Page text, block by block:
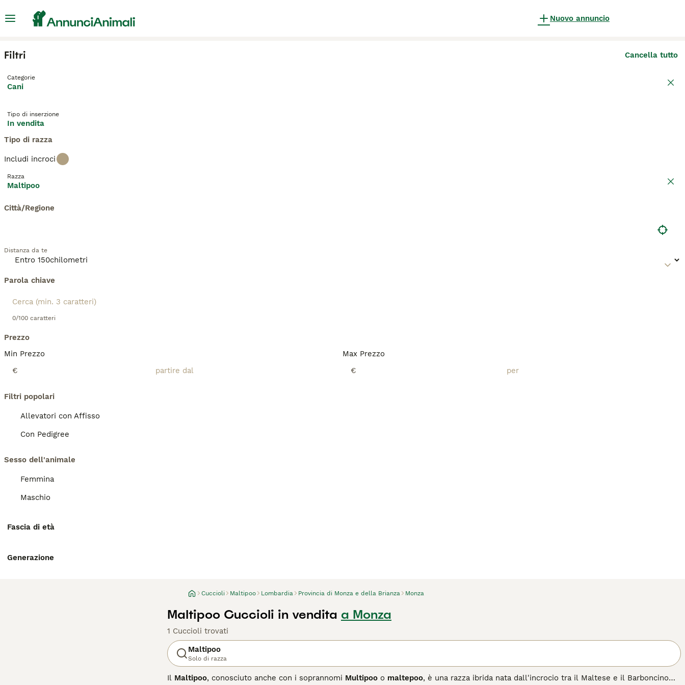
Nuovo annuncio
Filtri Cancella tutto
Categorie
Cani
Tipo di inserzione
In vendita
Tipo di razza
Includi incroci
Razza
Maltipoo
Città/Regione
Distanza da te
Parola chiave
0/100 caratteri
Prezzo
Min Prezzo
€
Max Prezzo
€
Filtri popolari
Allevatori con Affisso
Con Pedigree
Sesso dell'animale
Femmina
Maschio
Fascia di età
Generazione
Cuccioli Maltipoo Lombardia Provincia di Monza e della Brianza Monza
Maltipoo Cuccioli in vendita a Monza
1 Cuccioli trovati
Maltipoo
Solo di razza
Il Maltipoo, conosciuto anche con i soprannomi Multipoo o maltepoo, è una razza ibrida nata dall'incrocio tra il Maltese e il Barboncino